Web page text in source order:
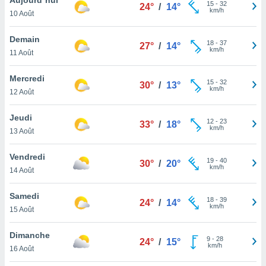
et
»,
au
vous
qu'ils
ou
le
ainsi
un
la
du
10 Août
24° / 14° 15- 32
km/h
Demain
11 Août
27° / 14° 18- 37
km/h
Mercredi
12 Août
30° / 13° 15- 32
km/h
Jeudi
13 Août
33° / 18° 12- 23
km/h
Vendredi
14 Août
30° / 20° 19- 40
km/h
Samedi
15 Août
24° / 14° 18- 39
km/h
Dimanche
16 Août
24° / 15° 9- 28
km/h